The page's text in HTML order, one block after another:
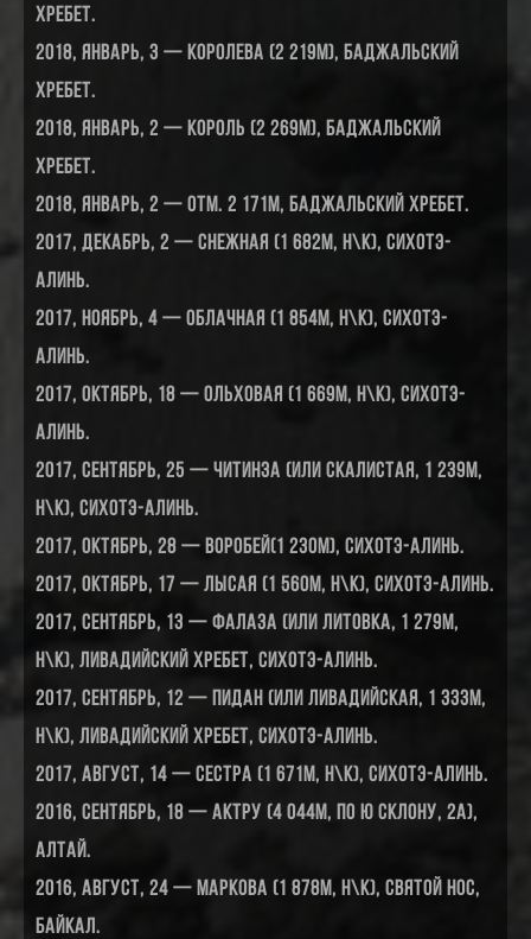
хребет.
2018, январь, 3 — Королева (2 219м), Баджальский
хребет.
2018, январь, 2 — Король (2 269м), Баджальский
хребет.
2018, январь, 2 — отм. 2 171м, Баджальский хребет.
2017, декабрь, 2 — Снежная (1 682м, н\к), Сихотэ-
Алинь.
2017, ноябрь, 4 — Облачная (1 854м, н\к), Сихотэ-
Алинь.
2017, октябрь, 18 — Ольховая (1 669м, н\к), Сихотэ-
Алинь.
2017, сентябрь, 25 — Читинза (или Скалистая, 1 239м,
н\к), Сихотэ-Алинь.
2017, октябрь, 28 — Воробей(1 230м), Сихотэ-Алинь.
2017, октябрь, 17 — Лысая (1 560м, н\к), Сихотэ-Алинь.
2017, сентябрь, 13 — Фалаза (или Литовка, 1 279м,
н\к), Ливадийский хребет, Сихотэ-Алинь.
2017, сентябрь, 12 — Пидан (или Ливадийская, 1 333м,
н\к), Ливадийский хребет, Сихотэ-Алинь.
2017, август, 14 — Сестра (1 671м, н\к), Сихотэ-Алинь.
2016, сентябрь, 18 — Актру (4 044м, по Ю склону, 2А),
Алтай.
2016, август, 24 — Маркова (1 878м, н\к), Святой нос,
Байкал.